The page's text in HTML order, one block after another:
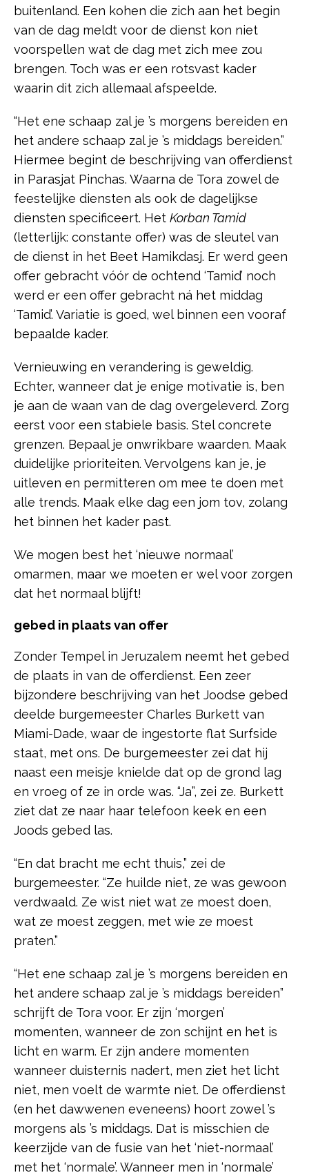
buitenland. Een kohen die zich aan het begin
van de dag meldt voor de dienst kon niet
voorspellen wat de dag met zich mee zou
brengen. Toch was er een rotsvast kader
waarin dit zich allemaal afspeelde.
“Het ene schaap zal je ’s morgens bereiden en
het andere schaap zal je ’s middags bereiden.”
Hiermee begint de beschrijving van offerdienst
in Parasjat Pinchas. Waarna de Tora zowel de
feestelijke diensten als ook de dagelijkse
diensten specificeert. Het Korban Tamid
(letterlijk: constante offer) was de sleutel van
de dienst in het Beet Hamikdasj. Er werd geen
offer gebracht vóór de ochtend ‘Tamid’ noch
werd er een offer gebracht ná het middag
‘Tamid’. Variatie is goed, wel binnen een vooraf
bepaalde kader.
Vernieuwing en verandering is geweldig.
Echter, wanneer dat je enige motivatie is, ben
je aan de waan van de dag overgeleverd. Zorg
eerst voor een stabiele basis. Stel concrete
grenzen. Bepaal je onwrikbare waarden. Maak
duidelijke prioriteiten. Vervolgens kan je, je
uitleven en permitteren om mee te doen met
alle trends. Maak elke dag een jom tov, zolang
het binnen het kader past.
We mogen best het ‘nieuwe normaal’
omarmen, maar we moeten er wel voor zorgen
dat het normaal blijft!
gebed in plaats van offer
Zonder Tempel in Jeruzalem neemt het gebed
de plaats in van de offerdienst. Een zeer
bijzondere beschrijving van het Joodse gebed
deelde burgemeester Charles Burkett van
Miami-Dade, waar de ingestorte flat Surfside
staat, met ons. De burgemeester zei dat hij
naast een meisje knielde dat op de grond lag
en vroeg of ze in orde was. “Ja”, zei ze. Burkett
ziet dat ze naar haar telefoon keek en een
Joods gebed las.
“En dat bracht me echt thuis,” zei de
burgemeester. “Ze huilde niet, ze was gewoon
verdwaald. Ze wist niet wat ze moest doen,
wat ze moest zeggen, met wie ze moest
praten.”
“Het ene schaap zal je ’s morgens bereiden en
het andere schaap zal je ’s middags bereiden”
schrijft de Tora voor. Er zijn ‘morgen’
momenten, wanneer de zon schijnt en het is
licht en warm. Er zijn andere momenten
wanneer duisternis nadert, men ziet het licht
niet, men voelt de warmte niet. De offerdienst
(en het dawwenen eveneens) hoort zowel ’s
morgens als ’s middags. Dat is misschien de
keerzijde van de fusie van het ‘niet-normaal’
met het ‘normale’. Wanneer men in ‘normale’